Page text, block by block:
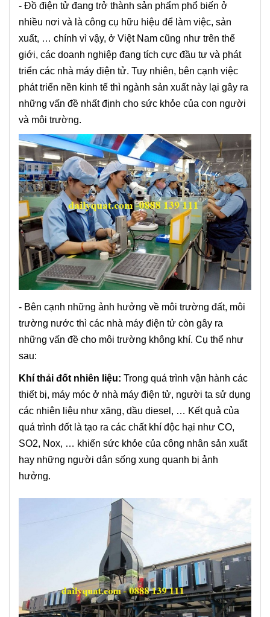
- Đồ điện tử đang trở thành sản phẩm phổ biến ở
nhiều nơi và là công cụ hữu hiệu để làm việc, sản
xuất, … chính vì vậy, ở Việt Nam cũng như trên thế
giới, các doanh nghiệp đang tích cực đầu tư và phát
triển các nhà máy điện tử. Tuy nhiên, bên cạnh việc
phát triển nền kinh tế thì ngành sản xuất này lại gây ra
những vấn đề nhất định cho sức khỏe của con người
và môi trường.
- Bên cạnh những ảnh hưởng về môi trường đất, môi
trường nước thì các nhà máy điện tử còn gây ra
những vấn đề cho môi trường không khí. Cụ thể như
sau:
Khí thải đốt nhiên liệu: Trong quá trình vận hành các
thiết bị, máy móc ở nhà máy điện tử, người ta sử dụng
các nhiên liệu như xăng, dầu diesel, … Kết quả của
quá trình đốt là tạo ra các chất khí độc hại như CO,
SO2, Nox, … khiến sức khỏe của công nhân sản xuất
hay những người dân sống xung quanh bị ảnh
hưởng.